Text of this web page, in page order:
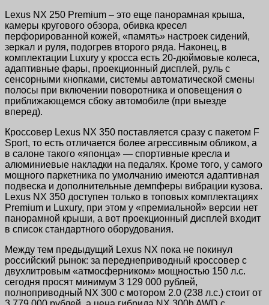
Lexus NX 250 Premium – это еще панорамная крыша,
камеры кругового обзора, обивка кресел
перфорированной кожей, «память» настроек сидений,
зеркал и руля, подогрев второго ряда. Наконец, в
комплектации Luxury у кросса есть 20-дюймовые колеса,
адаптивные фары, проекционный дисплей, руль с
сенсорными кнопками, системы автоматической смены
полосы при включении поворотника и оповещения о
приближающемся сбоку автомобиле (при выезде
вперед).
Кроссовер Lexus NX 350 поставляется сразу с пакетом F
Sport, то есть отличается более агрессивным обликом, а
в салоне такого «японца» — спортивные кресла и
алюминиевые накладки на педалях. Кроме того, у самого
мощного паркетника по умолчанию имеются адаптивная
подвеска и дополнительные демпферы вибрации кузова.
Lexus NX 350 доступен только в топовых комплектациях
Premium и Luxury, при этом у «премиальной» версии нет
панорамной крыши, а вот проекционный дисплей входит
в список стандартного оборудования.
Между тем предыдущий Lexus NX пока не покинул
российский рынок: за переднеприводный кроссовер с
двухлитровым «атмосферником» мощностью 150 л.с.
сегодня просят минимум 3 129 000 рублей,
полноприводный NX 300 с мотором 2.0 (238 л.с.) стоит от